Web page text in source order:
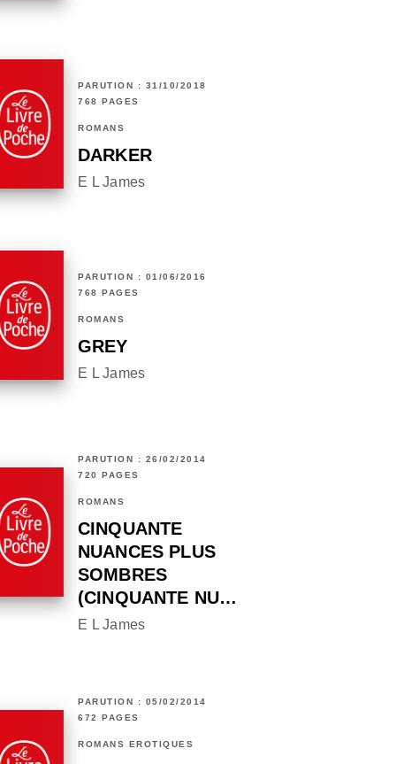
PARUTION : 31/10/2018
768 PAGES
ROMANS
DARKER
E L James
PARUTION : 01/06/2016
768 PAGES
ROMANS
GREY
E L James
PARUTION : 26/02/2014
720 PAGES
ROMANS
CINQUANTE
NUANCES PLUS
SOMBRES
(CINQUANTE NU…
E L James
PARUTION : 05/02/2014
672 PAGES
ROMANS ÉROTIQUES